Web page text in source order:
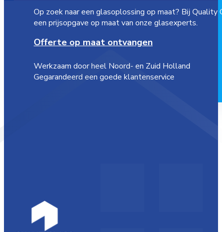
Op zoek naar een glasoplossing op maat? Bij
een prijsopgave op maat van onze glasexperts.
Offerte op maat ontvangen
Werkzaam door heel Noord- en Zuid Holland
Gegarandeerd een goede klantenservice